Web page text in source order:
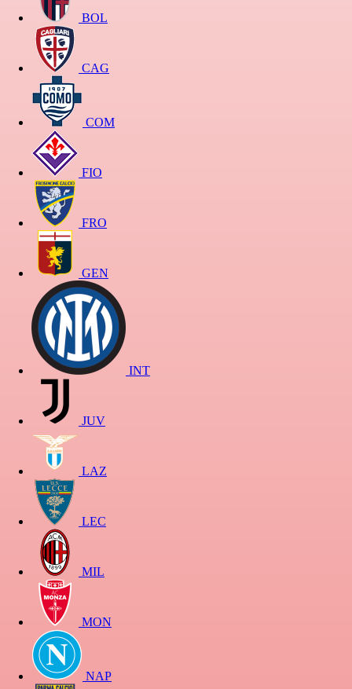
BOL
CAG
COM
FIO
FRO
GEN
INT
JUV
LAZ
LEC
MIL
MON
NAP